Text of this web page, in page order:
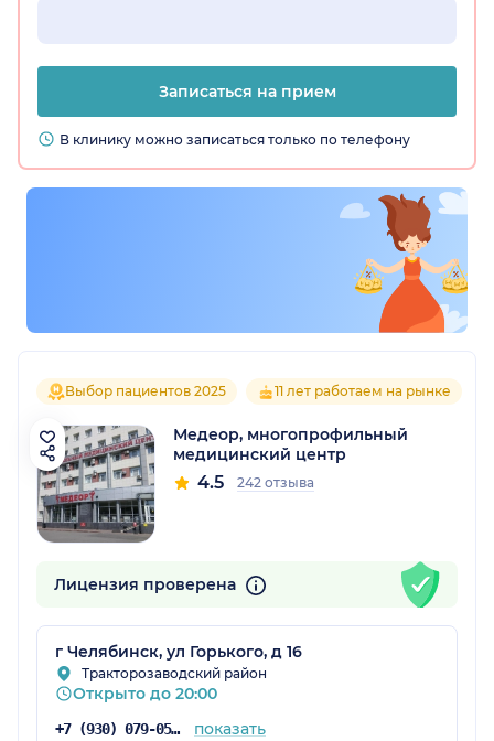
Записаться на прием
В клинику можно записаться только по телефону
Выбор пациентов 2025 11 лет работаем на рынке
Медеор, многопрофильный
медицинский центр
4.5 242 отзыва
Лицензия проверена
г Челябинск, ул Горького, д 16
Тракторозаводский район
Открыто до 20:00
+7 (930) 079-05-43 показать